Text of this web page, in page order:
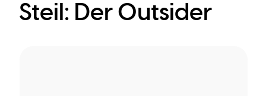
Steil: Der Outsider